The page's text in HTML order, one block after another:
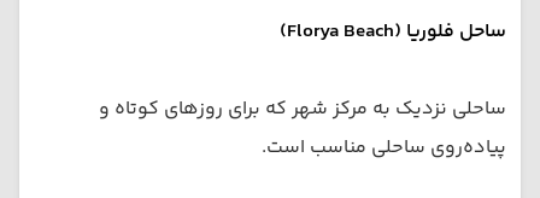
ساحل فلوریا (Florya Beach)
ساحلی نزدیک به مرکز شهر که برای روزهای کوتاه و
پیاده‌روی ساحلی مناسب است.